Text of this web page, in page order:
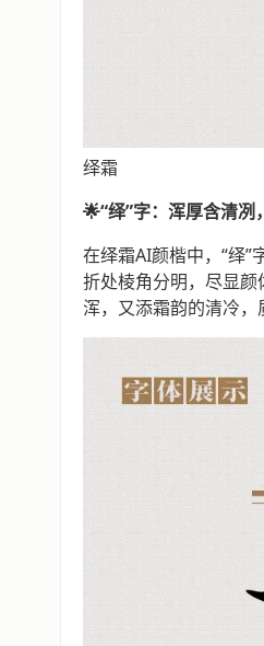
绎霜
🌟“绎”字：浑厚含清冽
在绎霜AI颜楷中，“绎
折处棱角分明，尽显颜
浑，又添霜韵的清冷，